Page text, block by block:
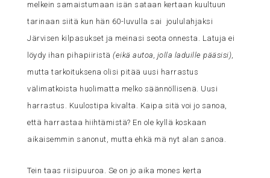
melkein samaistumaan isän sataan kertaan kuultuun
tarinaan siitä kun hän 60-luvulla sai joululahjaksi
Järvisen kilpasukset ja meinasi seota onnesta. Latuja ei
löydy ihan pihapiiristä (eikä autoa, jolla laduille pääsisi)
mutta tarkoituksena olisi pitää uusi harrastus
välimatkoista huolimatta melko säännöllisenä. Uusi
harrastus. Kuulostipa kivalta. Kaipa sitä voi jo sanoa,
että harrastaa hiihtämistä? En ole kyllä koskaan
aikaisemmin sanonut, mutta ehkä mä nyt alan sanoa.
Tein taas riisipuuroa. Se on jo aika mones kerta